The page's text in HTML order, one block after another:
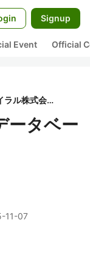
Signup
Event Official
スパイラル株式会社
ータベー
11-07